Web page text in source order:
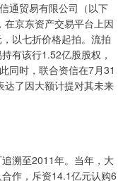
贸易有限公司（以下
在京东资产交易平台上因
以七折价格起拍。流拍
有该行1.52亿股股权，
同时，联合资信在7月31
达了因大额计提对其未来
溯至2011年。当年，大
作，斥资14.1亿元认购6